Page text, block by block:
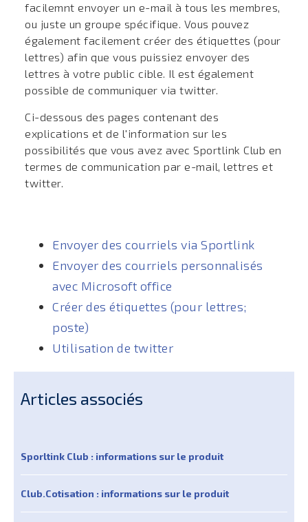
facilemnt envoyer un e-mail à tous les membres,
ou juste un groupe spécifique. Vous pouvez
également facilement créer des étiquettes (pour
lettres) afin que vous puissiez envoyer des
lettres à votre public cible. Il est également
possible de communiquer via twitter.
Ci-dessous des pages contenant des
explications et de l'information sur les
possibilités que vous avez avec Sportlink Club en
termes de communication par e-mail, lettres et
twitter.
Envoyer des courriels via Sportlink
Envoyer des courriels personnalisés
avec Microsoft office
Créer des étiquettes (pour lettres;
poste)
Utilisation de twitter
Articles associés
Sporltink Club : informations sur le produit
Club.Cotisation : informations sur le produit